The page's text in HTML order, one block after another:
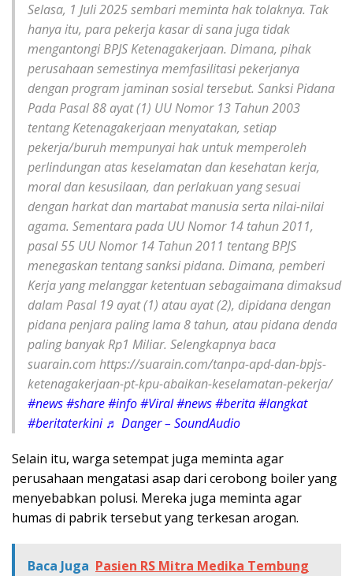
Selasa, 1 Juli 2025 sembari meminta hak tolaknya. Tak
hanya itu, para pekerja kasar di sana juga tidak
mengantongi BPJS Ketenagakerjaan. Dimana, pihak
perusahaan semestinya memfasilitasi pekerjanya
dengan program jaminan sosial tersebut. Sanksi Pidana
Pada Pasal 88 ayat (1) UU Nomor 13 Tahun 2003
tentang Ketenagakerjaan menyatakan, setiap
pekerja/buruh mempunyai hak untuk memperoleh
perlindungan atas keselamatan dan kesehatan kerja,
moral dan kesusilaan, dan perlakuan yang sesuai
dengan harkat dan martabat manusia serta nilai-nilai
agama. Sementara pada UU Nomor 14 tahun 2011,
pasal 55 UU Nomor 14 Tahun 2011 tentang BPJS
menegaskan tentang sanksi pidana. Dimana, pemberi
Kerja yang melanggar ketentuan sebagaimana dimaksud
dalam Pasal 19 ayat (1) atau ayat (2), dipidana dengan
pidana penjara paling lama 8 tahun, atau pidana denda
paling banyak Rp1 Miliar. Selengkapnya baca
suarain.com https://suarain.com/tanpa-apd-dan-bpjs-
ketenagakerjaan-pt-kpu-abaikan-keselamatan-pekerja/
#news#share#info#Viral#news#berita#langkat
#beritaterkini ♬ Danger – SoundAudio
Selain itu, warga setempat juga meminta agar
perusahaan mengatasi asap dari cerobong boiler yang
menyebabkan polusi. Mereka juga meminta agar
humas di pabrik tersebut yang terkesan arogan.
Baca Juga Pasien RS Mitra Medika Tembung